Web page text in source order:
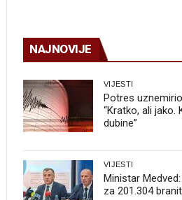
NAJNOVIJE
VIJESTI
Potres
“Kratko, ali jako.
dubine”
VIJESTI
Ministar
za 201.304